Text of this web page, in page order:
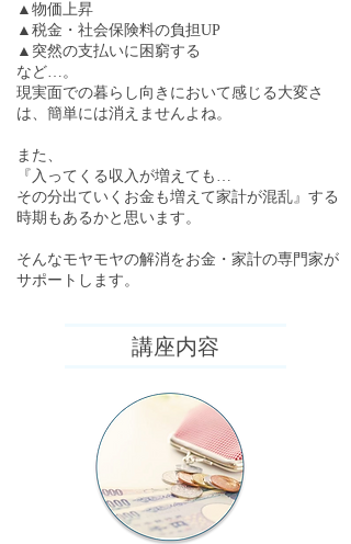
▲物価上昇
▲税金・社会保険料の負担UP
▲突然の支払いに困窮する
など…。
現実面での暮らし向きにおいて感じる大変さ
は、簡単には消えませんよね。
また、
『入ってくる収入が増えても…
その分出ていくお金も増えて家計が混乱』する
時期もあるかと思います。
そんなモヤモヤの解消をお金・家計の専門家が
サポートします。
講座内容